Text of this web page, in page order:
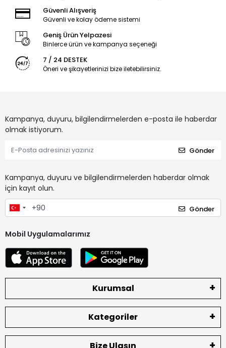
Güvenli Alışveriş
Güvenli ve kolay ödeme sistemi
Geniş Ürün Yelpazesi
Binlerce ürün ve kampanya seçeneği
7 / 24 DESTEK
Öneri ve şikayetlerinizi bize iletebilirsiniz.
Kampanya, duyuru, bilgilendirmelerden e-posta ile haberdar
olmak istiyorum.
Gönder
Kampanya, duyuru ve bilgilendirmelerden haberdar olmak
için kayıt olun.
Gönder
Mobil Uygulamalarımız
Kurumsal
Kategoriler